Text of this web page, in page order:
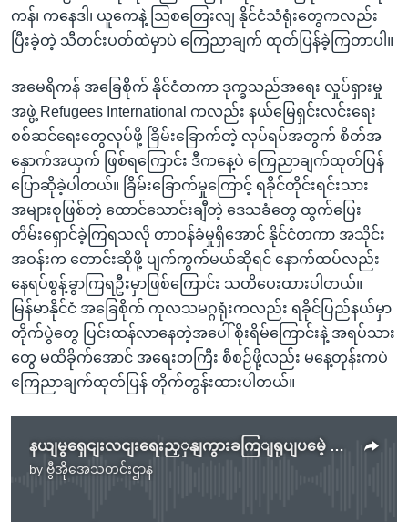
ကန်၊ ကနေဒါ၊ ယူကေနဲ့ သြစတြေးလျ နိုင်ငံသံရုံးတွေကလည်း
ပြီးခဲ့တဲ့ သီတင်းပတ်ထဲမှာပဲ ကြေညာချက် ထုတ်ပြန်ခဲ့ကြတာပါ။
အမေရိကန် အခြေစိုက် နိုင်ငံတကာ ဒုက္ခသည်အရေး လှုပ်ရှားမှု
အဖွဲ့ Refugees International ကလည်း နယ်မြေရှင်းလင်းရေး
စစ်ဆင်ရေးတွေလုပ်ဖို့ ခြိမ်းခြောက်တဲ့ လုပ်ရပ်အတွက် စိတ်အ
နှောက်အယှက် ဖြစ်ရကြောင်း ဒီကနေ့ပဲ ကြေညာချက်ထုတ်ပြန်
ပြောဆိုခဲ့ပါတယ်။ ခြိမ်းခြောက်မှုကြောင့် ရခိုင်တိုင်းရင်းသား
အများစုဖြစ်တဲ့ ထောင်သောင်းချီတဲ့ ဒေသခံတွေ ထွက်ပြေး
တိမ်းရှောင်ခဲ့ကြရသလို တာဝန်ခံမှုရှိအောင် နိုင်ငံတကာ အသိုင်း
အဝန်းက တောင်းဆိုဖို့ ပျက်ကွက်မယ်ဆိုရင် နောက်ထပ်လည်း
နေရပ်စွန့်ခွာကြရဦးမှာဖြစ်ကြောင်း သတိပေးထားပါတယ်။
မြန်မာနိုင်ငံ အခြေစိုက် ကုလသမဂ္ဂရုံးကလည်း ရခိုင်ပြည်နယ်မှာ
တိုက်ပွဲတွေ ပြင်းထန်လာနေတဲ့အပေါ် စိုးရိမ်ကြောင်းနဲ့ အရပ်သား
တွေ မထိခိုက်အောင် အရေးတကြီး စီစဉ်ဖို့လည်း မနေ့တုန်းကပဲ
ကြေညာချက်ထုတ်ပြန် တိုက်တွန်းထားပါတယ်။
နယျမွရှေငျးလငျးရေးညှှနျကွားခကြျရုပျပမေဲ့ ရခိုငျတိုကျပှဲဆကျဖွဈနေ
by ဗွီအိုအေသတင်းဌာန
No media source currently available